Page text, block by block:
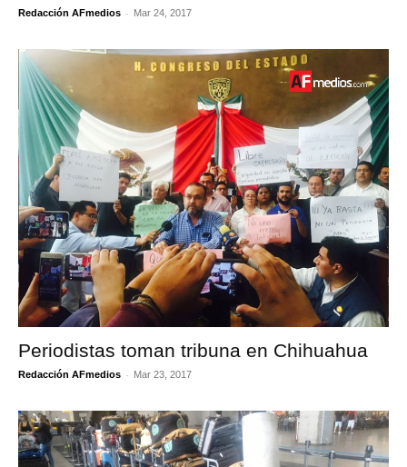
Redacción AFmedios - Mar 24, 2017
Periodistas toman tribuna en Chihuahua
Redacción AFmedios - Mar 23, 2017